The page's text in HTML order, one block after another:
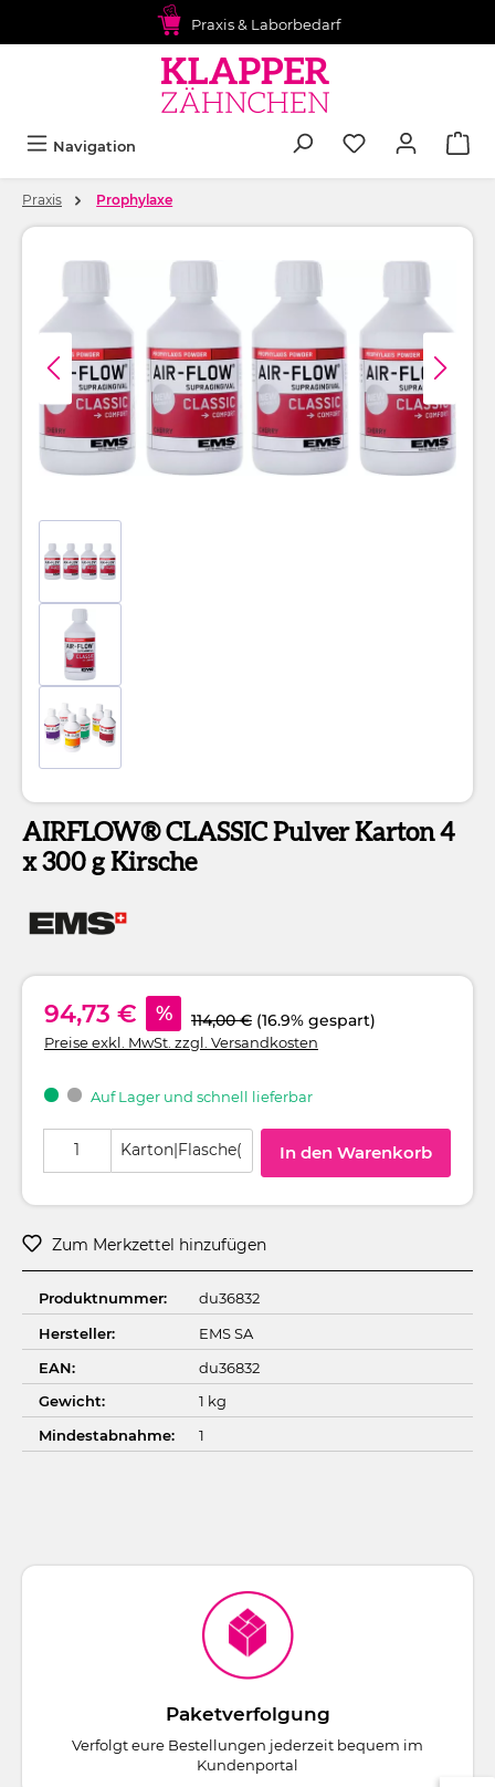
Praxis & Laborbedarf
Navigation
Praxis Prophylaxe
AIRFLOW® CLASSIC Pulver Karton 4
x 300 g Kirsche
94,73 € % 114,00 € (16.9% gespart)
Preise exkl. MwSt. zzgl. Versandkosten
Auf Lager und schnell lieferbar
Karton|Flasche( In den Warenkorb
Zum Merkzettel hinzufügen
Produktnummer:
du36832
Hersteller:
EMS SA
EAN:
du36832
Gewicht:
1 kg
Mindestabnahme:
1
Paketverfolgung
Verfolgt eure Bestellungen jederzeit bequem im
Kundenportal